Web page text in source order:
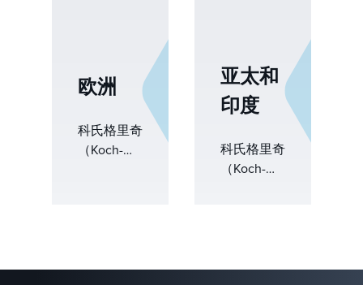
位的制造和
我们为炼
油、石化和
解决方案。
性和产量。
我们对创新
和可靠性的
优化的性
能、降低能
Engineered
欧洲
科氏格里奇
（Koch-
决方案推动
亚太和
印度
科氏格里奇
（Koch-
案供应商，